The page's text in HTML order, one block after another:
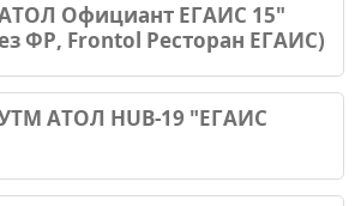
АТОЛ Официант ЕГАИС 15"
ФР, Frontol Ресторан ЕГАИС)
УТМ АТОЛ HUB-19 "ЕГАИС